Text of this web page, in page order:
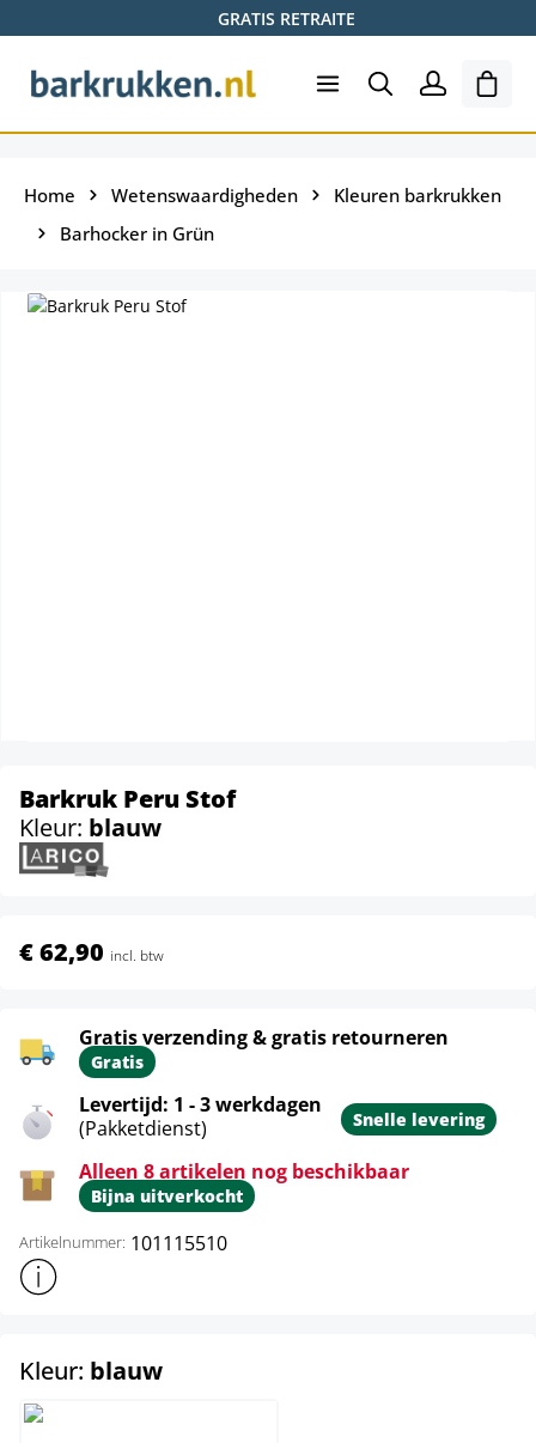
GRATIS RETRAITE
Home Wetenswaardigheden
Kleuren barkrukken
Barhocker in Grün
Barkruk Peru Stof
Kleur: blauw
€ 62,90 incl. btw
Gratis verzending & gratis retourneren
Gratis
Levertijd: 1 - 3 werkdagen
(Pakketdienst)
Snelle levering
Alleen 8 artikelen nog beschikbaar
Bijna uitverkocht
Artikelnummer: 101115510
Toon meer productinformatie
Kleur: blauwselect